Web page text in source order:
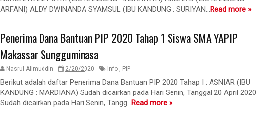
ARFANI) ALDY DWINANDA SYAMSUL (IBU KANDUNG : SURIYAN...Read more »
Penerima Dana Bantuan PIP 2020 Tahap 1 Siswa SMA YAPIP
Makassar Sungguminasa
Nasrul Alimuddin 2/20/2020 Info , PIP
Berikut adalah daftar Penerima Dana Bantuan PIP 2020 Tahap I : ASNIAR (IBU
KANDUNG : MARDIANA) Sudah dicairkan pada Hari Senin, Tanggal 20 April 2020
Sudah dicairkan pada Hari Senin, Tangg...Read more »